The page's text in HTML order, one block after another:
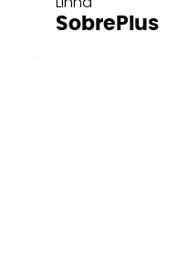
SobrePlus